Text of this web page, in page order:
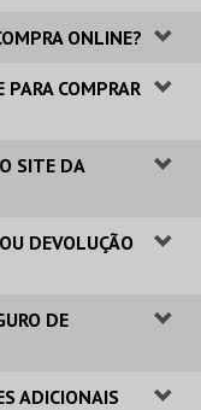
ONLINE?
COMPRAR
SITE DA
DEVOLUÇÃO
DE
ADICIONAIS